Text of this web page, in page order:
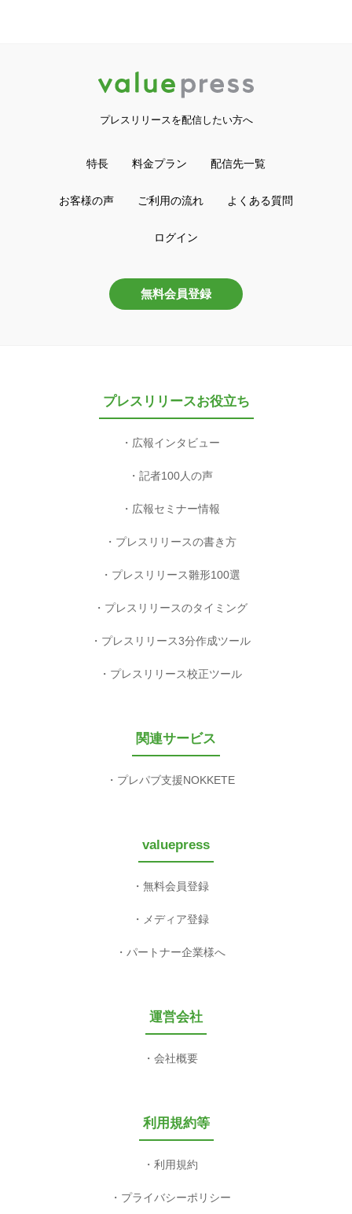
プレスリリースを配信したい方へ
特長 料金プラン 配信先一覧
お客様の声 ご利用の流れ よくある質問
ログイン
無料会員登録
プレスリリースお役立ち
広報インタビュー
記者100人の声
広報セミナー情報
プレスリリースの書き方
プレスリリース雛形100選
プレスリリースのタイミング
プレスリリース3分作成ツール
プレスリリース校正ツール
関連サービス
プレパブ支援NOKKETE
valuepress
無料会員登録
メディア登録
パートナー企業様へ
運営会社
会社概要
利用規約等
利用規約
プライバシーポリシー